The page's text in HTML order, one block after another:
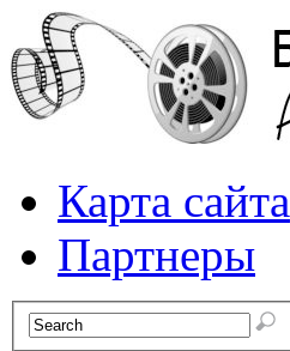
Карта сайта
Партнеры